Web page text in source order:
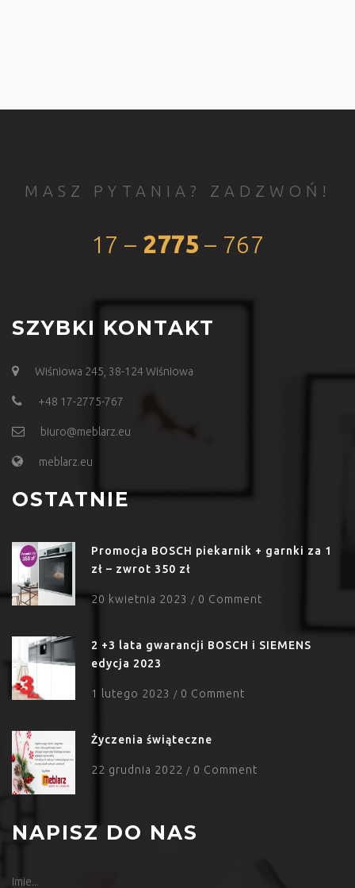
MASZ PYTANIA? ZADZWOŃ!
17 – 2775 – 767
SZYBKI KONTAKT
Wiśniowa 245, 38-124 Wiśniowa
+48 17-2775-767
biuro@meblarz.eu
meblarz.eu
OSTATNIE
Promocja BOSCH piekarnik + garnki za 1
zł – zwrot 350 zł
20 kwietnia 2023 / 0 Comment
2 +3 lata gwarancji BOSCH i SIEMENS
edycja 2023
1 lutego 2023 / 0 Comment
Życzenia świąteczne
22 grudnia 2022 / 0 Comment
NAPISZ DO NAS